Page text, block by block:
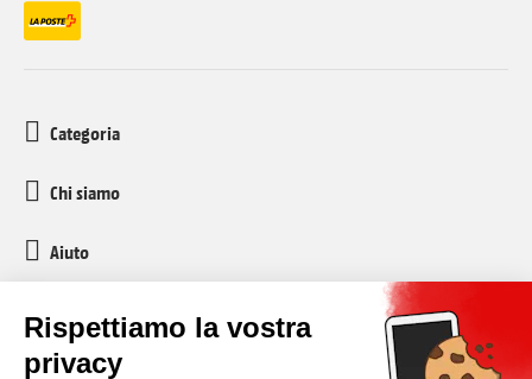
Categoria
Chi siamo
Aiuto
media-markt-refurbished@recommerce.com